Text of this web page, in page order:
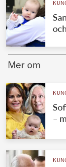
Mer om
–